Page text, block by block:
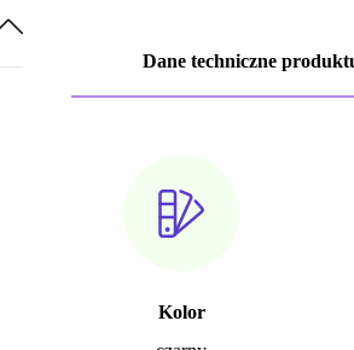
Dane techniczne
Kolor